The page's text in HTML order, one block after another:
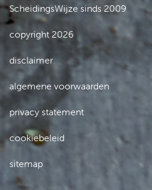
ScheidingsWijze sinds 2009
copyright 2026
disclaimer
algemene voorwaarden
privacy statement
cookiebeleid
sitemap